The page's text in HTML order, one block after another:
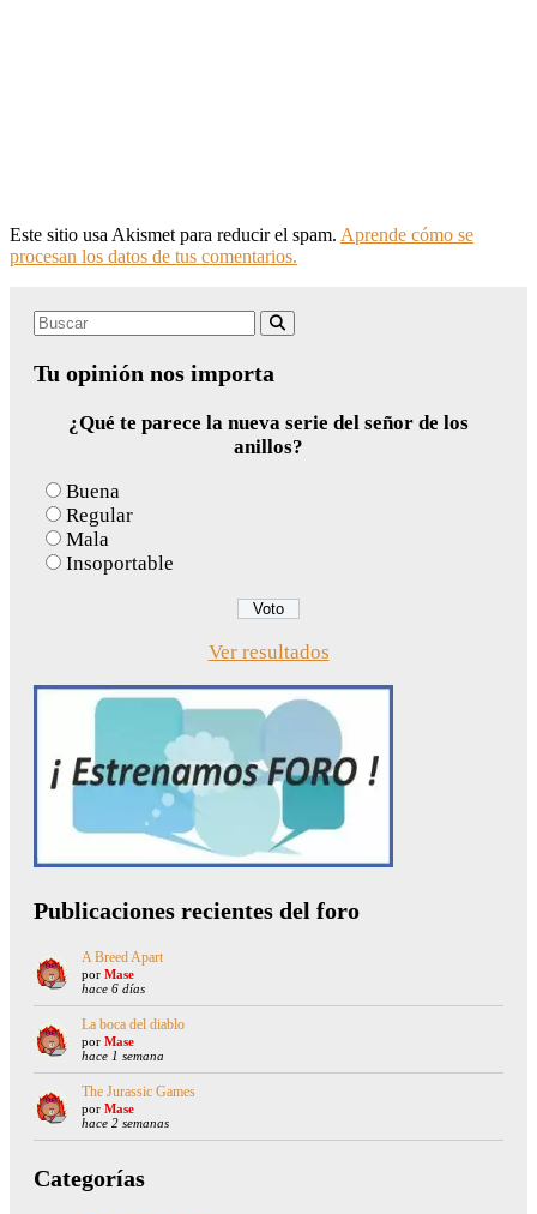
Este sitio usa Akismet para reducir el spam. Aprende cómo se
procesan los datos de tus comentarios.
Search
Tu opinión nos importa
¿Qué te parece la nueva serie del señor de los
anillos?
Buena
Regular
Mala
Insoportable
Ver resultados
Publicaciones recientes del foro
A Breed Apart
por Mase
hace 6 días
La boca del diablo
por Mase
hace 1 semana
The Jurassic Games
por Mase
hace 2 semanas
Categorías